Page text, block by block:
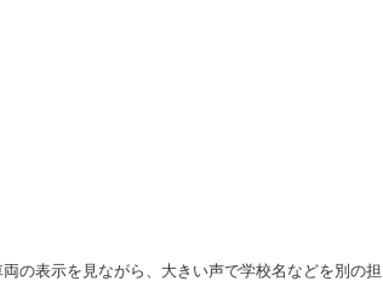
の表示を見ながら、大きい声で学校名などを別の担